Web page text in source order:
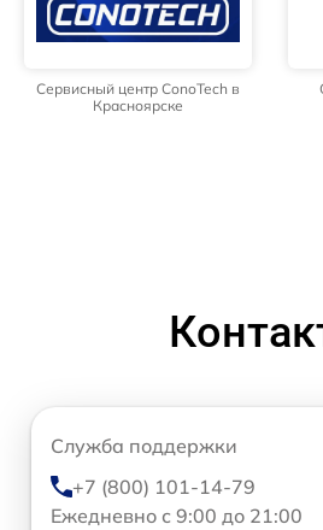
Сервисный центр ConoTech в
Красноярске
Служба поддержки
+7 (800) 101-14-79
Ежедневно с 9:00 до 21:00